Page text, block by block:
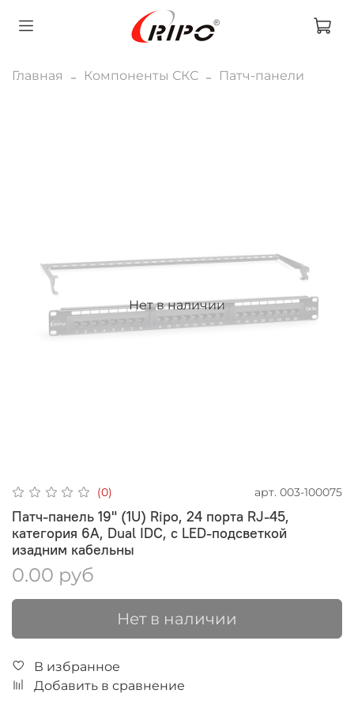
Главная Компоненты СКС Патч-панели
Нет в наличии
(0) арт. 003-100075
Патч-панель 19" (1U) Ripo, 24 порта RJ-45,
категория 6A, Dual IDC, с LED-подсветкой
изадним кабельны
0.00 руб
Нет в наличии
В избранное
Добавить в сравнение